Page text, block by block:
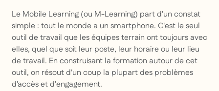
Le Mobile Learning (ou M-Learning) part d'un constat
simple : tout le monde a un smartphone. C'est le seul
outil de travail que les équipes terrain ont toujours avec
elles, quel que soit leur poste, leur horaire ou leur lieu
de travail. En construisant la formation autour de cet
outil, on résout d'un coup la plupart des problèmes
d'accès et d'engagement.